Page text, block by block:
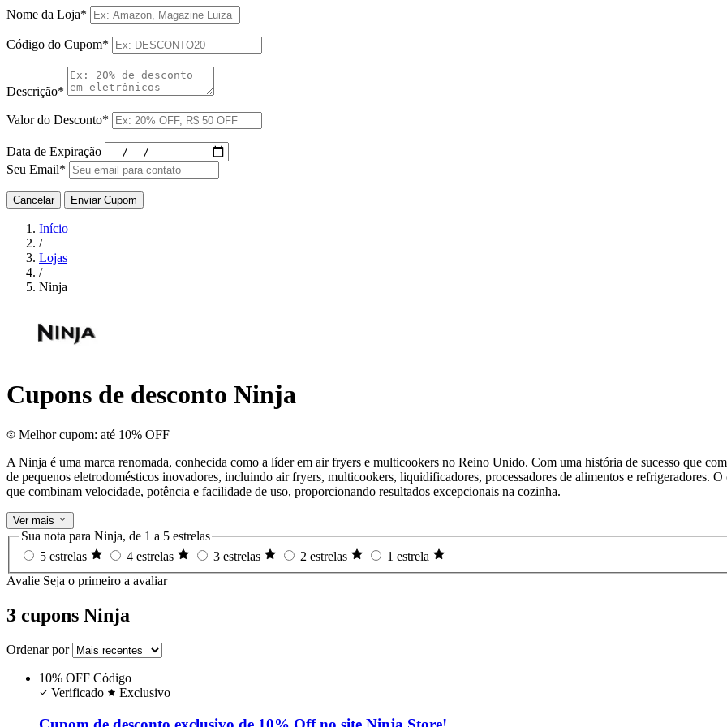
Nome da Loja*
Código do Cupom*
Descrição*
Valor do Desconto*
Data de Expiração
Seu Email*
Cancelar Enviar Cupom
Início
/
Lojas
/
Ninja
Cupons de desconto Ninja
Melhor cupom: até 10% OFF
A Ninja é uma marca renomada, conhecida como a líder em air fryers e multicookers no Reino Unido. Com uma história de sucesso que
de pequenos eletrodomésticos inovadores, incluindo air fryers, multicookers, liquidificadores, processadores de alimentos e refrigeradores.
que combinam velocidade, potência e facilidade de uso, proporcionando resultados excepcionais na cozinha.
Ver mais
Sua nota para Ninja, de 1 a 5 estrelas
5 estrelas
4 estrelas 3 estrelas 2 estrelas
1 estrela
Avalie Seja o primeiro a avaliar
3 cupons Ninja
Ordenar por
10% OFF Código
Verificado
Exclusivo